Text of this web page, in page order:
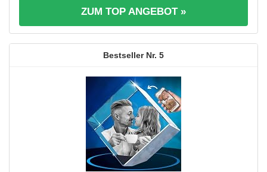
ZUM TOP ANGEBOT »
5